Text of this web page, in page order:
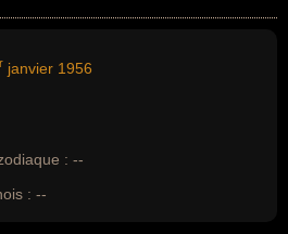
janvier 1956
: --
: --